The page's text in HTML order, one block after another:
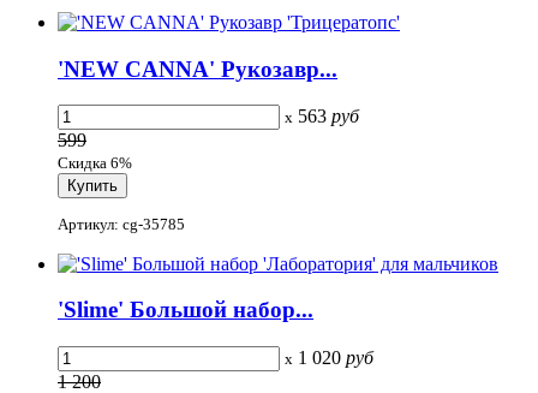
'NEW CANNA' Рукозавр...
x 563 руб
599
Скидка 6%
Артикул: cg-35785
'Slime' Большой набор...
x 1 020 руб
1 200